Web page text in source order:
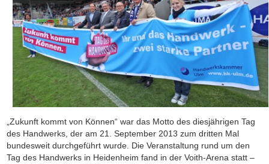
„Zukunft kommt von Können“ war das Motto des diesjährigen Tag
des Handwerks, der am 21. September 2013 zum dritten Mal
bundesweit durchgeführt wurde. Die Veranstaltung rund um den
Tag des Handwerks in Heidenheim fand in der Voith-Arena statt –